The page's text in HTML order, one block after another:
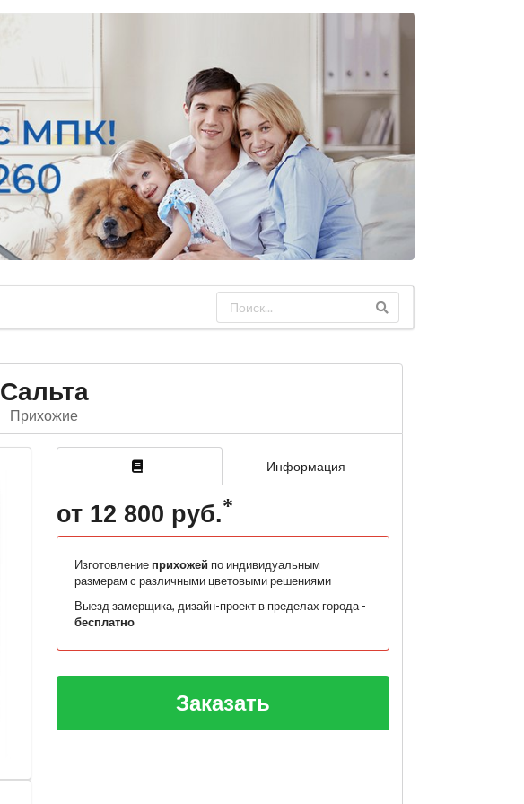
Сальта
Прихожие
Информация
от 12 800 руб.
Изготовление прихожей по индивидуальным
размерам с различными цветовыми решениями
Выезд замерщика, дизайн-проект в пределах города -
бесплатно
Заказать